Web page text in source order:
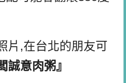
片,在台北的朋友可
誠意肉粥』